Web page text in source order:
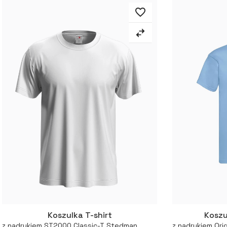
Więcej
Koszulka T-shirt
favorite_border